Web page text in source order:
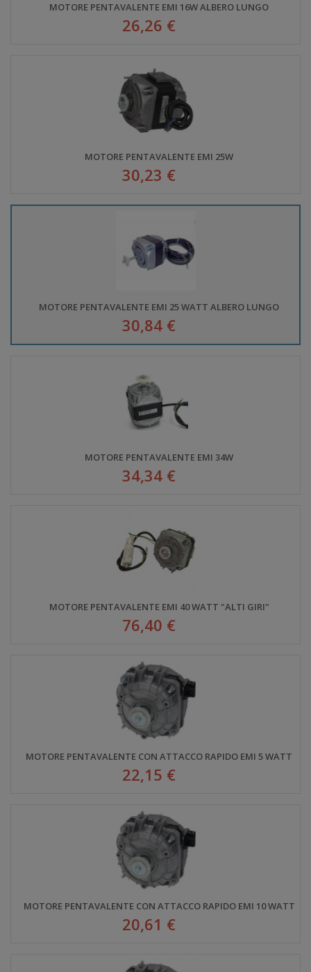
MOTORE PENTAVALENTE EMI 16W ALBERO LUNGO
26,26 €
MOTORE PENTAVALENTE EMI 25W
30,23 €
MOTORE PENTAVALENTE EMI 25 WATT ALBERO LUNGO
30,84 €
MOTORE PENTAVALENTE EMI 34W
34,34 €
MOTORE PENTAVALENTE EMI 40 WATT "ALTI GIRI"
76,40 €
MOTORE PENTAVALENTE CON ATTACCO RAPIDO EMI 5 WATT
22,15 €
MOTORE PENTAVALENTE CON ATTACCO RAPIDO EMI 10 WATT
20,61 €